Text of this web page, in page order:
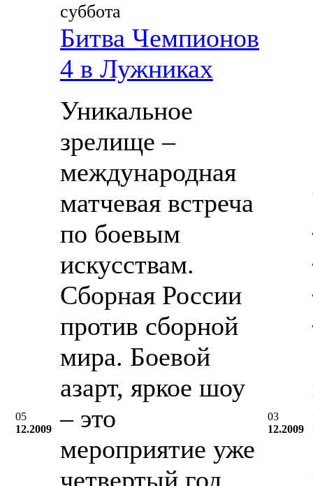
05
12.2009
суббота
Битва Чемпионов
4 в Лужниках
Уникальное
зрелище –
международная
матчевая встреча
по боевым
искусствам.
Сборная России
против сборной
мира. Боевой
азарт, яркое шоу
– это
мероприятие уже
четвертый год
03
12.2009